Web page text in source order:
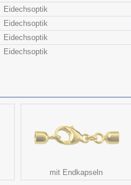
Eidechsoptik
Eidechsoptik
Eidechsoptik
Eidechsoptik
mit Endkapseln